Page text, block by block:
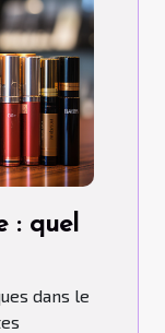
: quel
dans le